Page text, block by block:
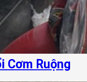
Cơm Ruộng